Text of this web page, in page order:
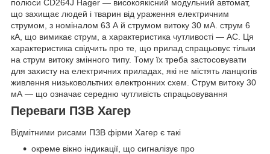
полюси CD264J Hager — високоякісний модульний автомат,
що захищає людей і тварин від ураження електричним
струмом, з номіналом 63 А й струмом витоку 30 мА. струм 6
кА, що вимикає струм, а характеристика чутливості — AC. Ця
характеристика свідчить про те, що прилад спрацьовує тільки
на струм витоку змінного типу. Тому їх треба застосовувати
для захисту на електричних приладах, які не містять ланцюгів
живлення низьковольтних електронних схем. Струм витоку 30
мА — що означає середню чутливість спрацьовування
Переваги ПЗВ Хагер
Відмітними рисами ПЗВ фірми Хагер є такі
окреме вікно індикації, що сигналізує про